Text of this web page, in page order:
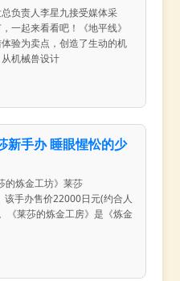
负责人李星九接受媒体采
一起来看看吧！《地平线》
验为卖点，创造了生动的机
机械兽设计
新手办 睡眼惺忪的少
的炼金工坊》莱莎
手办售价22000日元(约合人
《莱莎的炼金工房》是《炼金